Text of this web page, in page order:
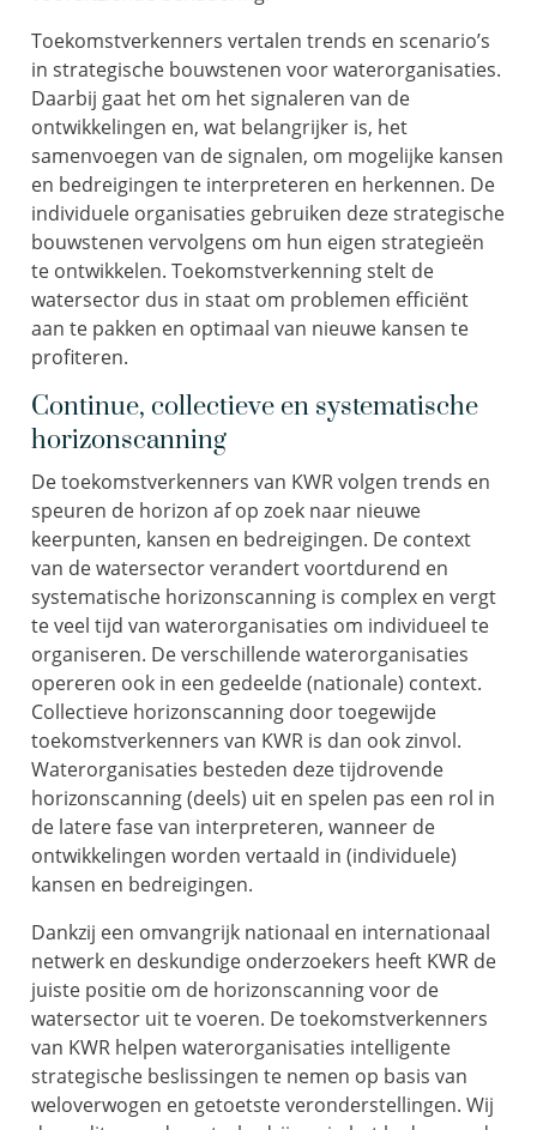
Toekomstverkenners vertalen trends en scenario’s
in strategische bouwstenen voor waterorganisaties.
Daarbij gaat het om het signaleren van de
ontwikkelingen en, wat belangrijker is, het
samenvoegen van de signalen, om mogelijke kansen
en bedreigingen te interpreteren en herkennen. De
individuele organisaties gebruiken deze strategische
bouwstenen vervolgens om hun eigen strategieën
te ontwikkelen. Toekomstverkenning stelt de
watersector dus in staat om problemen efficiënt
aan te pakken en optimaal van nieuwe kansen te
profiteren.
Continue, collectieve en systematische
horizonscanning
De toekomstverkenners van KWR volgen trends en
speuren de horizon af op zoek naar nieuwe
keerpunten, kansen en bedreigingen. De context
van de watersector verandert voortdurend en
systematische horizonscanning is complex en vergt
te veel tijd van waterorganisaties om individueel te
organiseren. De verschillende waterorganisaties
opereren ook in een gedeelde (nationale) context.
Collectieve horizonscanning door toegewijde
toekomstverkenners van KWR is dan ook zinvol.
Waterorganisaties besteden deze tijdrovende
horizonscanning (deels) uit en spelen pas een rol in
de latere fase van interpreteren, wanneer de
ontwikkelingen worden vertaald in (individuele)
kansen en bedreigingen.
Dankzij een omvangrijk nationaal en internationaal
netwerk en deskundige onderzoekers heeft KWR de
juiste positie om de horizonscanning voor de
watersector uit te voeren. De toekomstverkenners
van KWR helpen waterorganisaties intelligente
strategische beslissingen te nemen op basis van
weloverwogen en getoetste veronderstellingen. Wij